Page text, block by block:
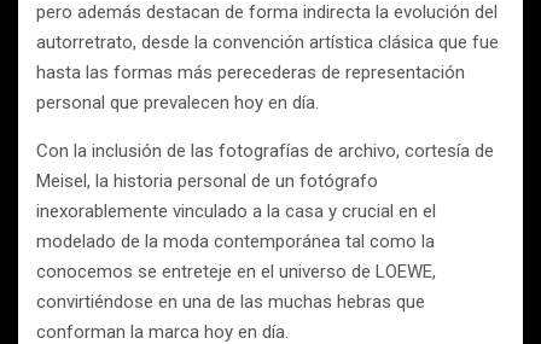
pero además destacan de forma indirecta la evolución del
autorretrato, desde la convención artística clásica que fue
hasta las formas más perecederas de representación
personal que prevalecen hoy en día.
Con la inclusión de las fotografías de archivo, cortesía de
Meisel, la historia personal de un fotógrafo
inexorablemente vinculado a la casa y crucial en el
modelado de la moda contemporánea tal como la
conocemos se entreteje en el universo de LOEWE,
convirtiéndose en una de las muchas hebras que
conforman la marca hoy en día.